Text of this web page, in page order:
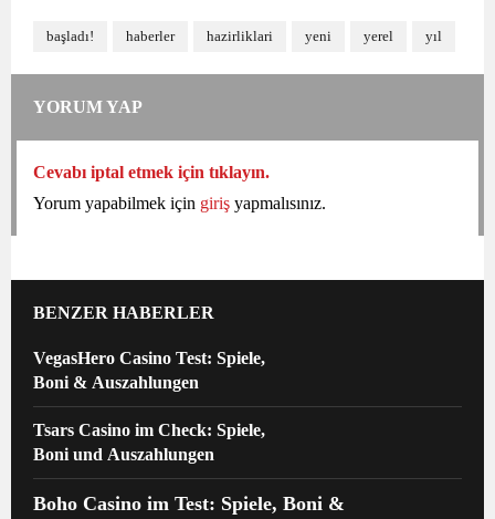
başladı! haberler hazirliklari yeni yerel yıl
YORUM YAP
Cevabı iptal etmek için tıklayın.
Yorum yapabilmek için giriş yapmalısınız.
BENZER HABERLER
VegasHero Casino Test: Spiele,
Boni & Auszahlungen
Tsars Casino im Check: Spiele,
Boni und Auszahlungen
Boho Casino im Test: Spiele, Boni &